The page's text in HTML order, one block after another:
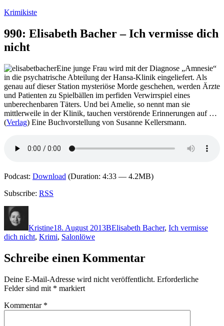
Zum
springen
Krimikiste
990: Elisabeth Bacher – Ich vermisse dich
nicht
Eine junge Frau wird mit der Diagnose „Amnesie“
in die psychatrische Abteilung der Hansa-Klinik eingeliefert. Als
genau auf dieser Station mysteriöse Morde geschehen, werden Ärzte
und Patienten zu Spielbällen im perfiden Verwirrspiel eines
unberechenbaren Täters. Und bei Amelie, so nennt man sie
mittlerweile in der Klinik, tauchen verstörende Erinnerungen auf …
(Verlag) Eine Buchvorstellung von Susanne Kellersmann.
Podcast: Download (Duration: 4:33 — 4.2MB)
Subscribe: RSS
Kristine18. August 2013BElisabeth Bacher, Ich vermisse
dich nicht, Krimi, Salonlöwe
Schreibe einen Kommentar
Deine E-Mail-Adresse wird nicht veröffentlicht. Erforderliche
Felder sind mit * markiert
Kommentar *